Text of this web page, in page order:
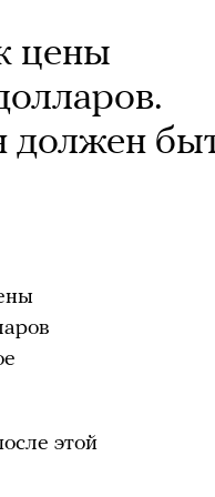
цены
должен
этой